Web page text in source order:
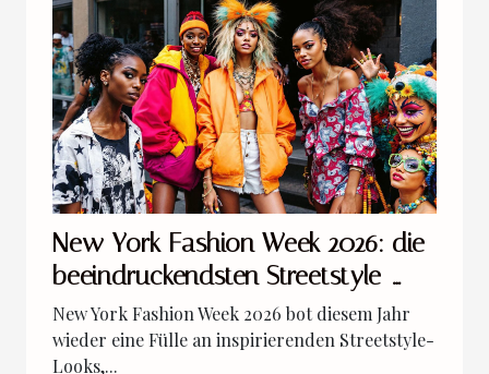
New York Fashion Week 2026: die
beeindruckendsten Streetstyle-
Outfits der Woche
New York Fashion Week 2026 bot diesem Jahr
wieder eine Fülle an inspirierenden Streetstyle-
Looks,...